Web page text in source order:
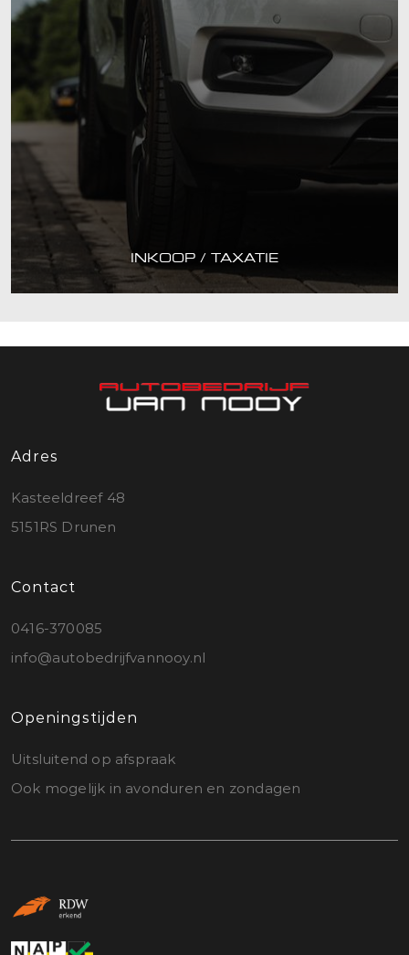
INKOOP / TAXATIE
Adres
Kasteeldreef 48
5151RS Drunen
Contact
0416-370085
info@autobedrijfvannooy.nl
Openingstijden
Uitsluitend op afspraak
Ook mogelijk in avonduren en zondagen